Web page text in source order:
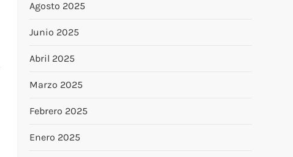
Agosto 2025
Junio 2025
Abril 2025
Marzo 2025
Febrero 2025
Enero 2025